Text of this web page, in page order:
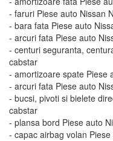
- faruri Piese auto Nissan
- bara fata Piese auto
- arcuri fata Piese auto
- centuri seguranta,
cabstar
- amortizoare spate Piese
- arcuri fata Piese auto
- bucsi, pivoti si bielete
cabstar
- plansa bord Piese auto
- capac airbag volan